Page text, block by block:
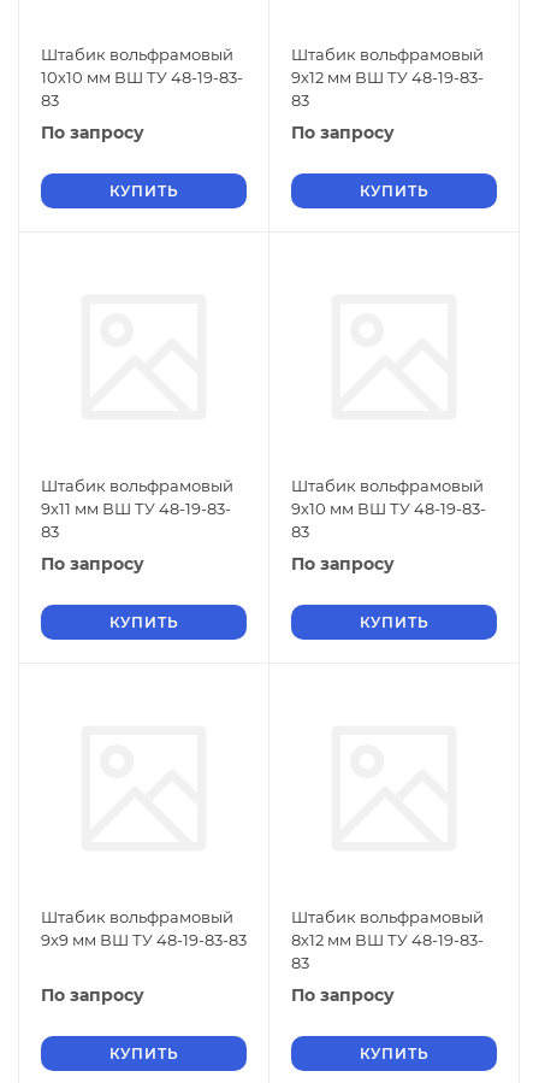
Штабик вольфрамовый
10х10 мм ВШ ТУ 48-19-83-
83
По запросу
КУПИТЬ
Штабик вольфрамовый
9х12 мм ВШ ТУ 48-19-83-
83
По запросу
КУПИТЬ
Штабик вольфрамовый
9х11 мм ВШ ТУ 48-19-83-
83
По запросу
КУПИТЬ
Штабик вольфрамовый
9х10 мм ВШ ТУ 48-19-83-
83
По запросу
КУПИТЬ
Штабик вольфрамовый
9х9 мм ВШ ТУ 48-19-83-83
По запросу
КУПИТЬ
Штабик вольфрамовый
8х12 мм ВШ ТУ 48-19-83-
83
По запросу
КУПИТЬ